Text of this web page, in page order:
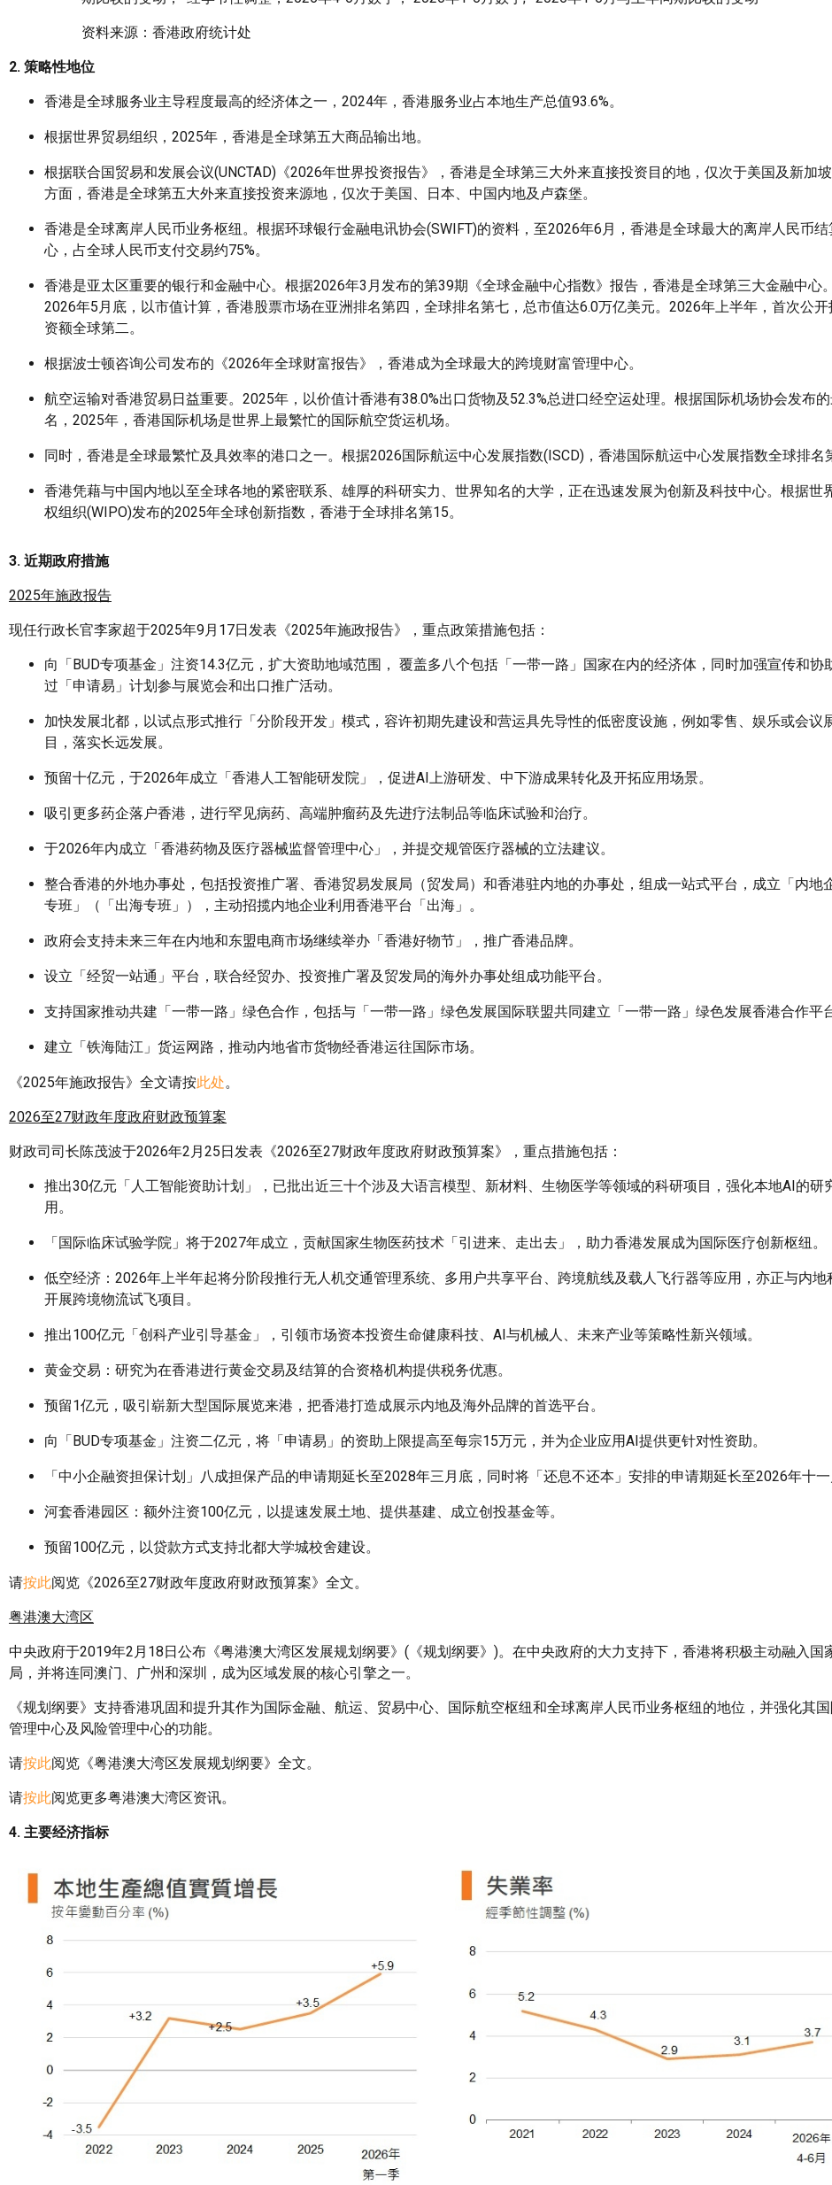
资料来源：香港政府统计处
2. 策略性地位
香港是全球服务业主导程度最高的经济体之一，2024年，香港服务业占本地生产总值93.6%。
根据世界贸易组织，2025年，香港是全球第五大商品输出地。
根据联合国贸易和发展会议(UNCTAD)《2026年世界投资报告》，香港是全球第三大外来直接投资目的地，仅次于美国及新加
方面，香港是全球第五大外来直接投资来源地，仅次于美国、日本、中国内地及卢森堡。
香港是全球离岸人民币业务枢纽。根据环球银行金融电讯协会(SWIFT)的资料，至2026年6月，香港是全球最大的离岸人民币结
心，占全球人民币支付交易约75%。
香港是亚太区重要的银行和金融中心。根据2026年3月发布的第39期《全球金融中心指数》报告，香港是全球第三大金融中心
2026年5月底，以市值计算，香港股票市场在亚洲排名第四，全球排名第七，总市值达6.0万亿美元。2026年上半年，首次公
资额全球第二。
根据波士顿咨询公司发布的《2026年全球财富报告》，香港成为全球最大的跨境财富管理中心。
航空运输对香港贸易日益重要。2025年，以价值计香港有38.0%出口货物及52.3%总进口经空运处理。根据国际机场协会发布
名，2025年，香港国际机场是世界上最繁忙的国际航空货运机场。
同时，香港是全球最繁忙及具效率的港口之一。根据2026国际航运中心发展指数(ISCD)，香港国际航运中心发展指数全球排名
香港凭藉与中国内地以至全球各地的紧密联系、雄厚的科研实力、世界知名的大学，正在迅速发展为创新及科技中心。根据世
权组织(WIPO)发布的2025年全球创新指数，香港于全球排名第15。
3. 近期政府措施
2025年施政报告
现任行政长官李家超于2025年9月17日发表《2025年施政报告》，重点政策措施包括：
向「BUD专项基金」注资14.3亿元，扩大资助地域范围， 覆盖多八个包括「一带一路」国家在内的经济体，同时加强宣传和协
过「申请易」计划参与展览会和出口推广活动。
加快发展北都，以试点形式推行「分阶段开发」模式，容许初期先建设和营运具先导性的低密度设施，例如零售、娱乐或会议
目，落实长远发展。
预留十亿元，于2026年成立「香港人工智能研发院」，促进AI上游研发、中下游成果转化及开拓应用场景。
吸引更多药企落户香港，进行罕见病药、高端肿瘤药及先进疗法制品等临床试验和治疗。
于2026年内成立「香港药物及医疗器械监督管理中心」，并提交规管医疗器械的立法建议。
整合香港的外地办事处，包括投资推广署、香港贸易发展局（贸发局）和香港驻内地的办事处，组成一站式平台，成立「内地
专班」（「出海专班」），主动招揽内地企业利用香港平台「出海」。
政府会支持未来三年在内地和东盟电商市场继续举办「香港好物节」，推广香港品牌。
设立「经贸一站通」平台，联合经贸办、投资推广署及贸发局的海外办事处组成功能平台。
支持国家推动共建「一带一路」绿色合作，包括与「一带一路」绿色发展国际联盟共同建立「一带一路」绿色发展香港合作平台
建立「铁海陆江」货运网路，推动内地省市货物经香港运往国际市场。
《2025年施政报告》全文请按此处。
2026至27财政年度政府财政预算案
财政司司长陈茂波于2026年2月25日发表《2026至27财政年度政府财政预算案》，重点措施包括：
推出30亿元「人工智能资助计划」，已批出近三十个涉及大语言模型、新材料、生物医学等领域的科研项目，强化本地AI的研
用。
「国际临床试验学院」将于2027年成立，贡献国家生物医药技术「引进来、走出去」，助力香港发展成为国际医疗创新枢纽。
低空经济：2026年上半年起将分阶段推行无人机交通管理系统、多用户共享平台、跨境航线及载人飞行器等应用，亦正与内地
开展跨境物流试飞项目。
推出100亿元「创科产业引导基金」，引领市场资本投资生命健康科技、AI与机械人、未来产业等策略性新兴领域。
黄金交易：研究为在香港进行黄金交易及结算的合资格机构提供税务优惠。
预留1亿元，吸引崭新大型国际展览来港，把香港打造成展示内地及海外品牌的首选平台。
向「BUD专项基金」注资二亿元，将「申请易」的资助上限提高至每宗15万元，并为企业应用AI提供更针对性资助。
「中小企融资担保计划」八成担保产品的申请期延长至2028年三月底，同时将「还息不还本」安排的申请期延长至2026年十一
河套香港园区：额外注资100亿元，以提速发展土地、提供基建、成立创投基金等。
预留100亿元，以贷款方式支持北都大学城校舍建设。
请按此阅览《2026至27财政年度政府财政预算案》全文。
粤港澳大湾区
中央政府于2019年2月18日公布《粤港澳大湾区发展规划纲要》(《规划纲要》)。在中央政府的大力支持下，香港将积极主动融入国
局，并将连同澳门、广州和深圳，成为区域发展的核心引擎之一。
《规划纲要》支持香港巩固和提升其作为国际金融、航运、贸易中心、国际航空枢纽和全球离岸人民币业务枢纽的地位，并强化其
管理中心及风险管理中心的功能。
请按此阅览《粤港澳大湾区发展规划纲要》全文。
请按此阅览更多粤港澳大湾区资讯。
4. 主要经济指标